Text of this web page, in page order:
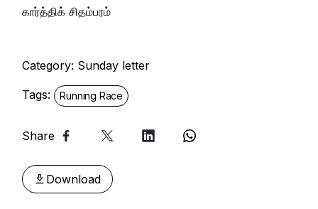
கார்த்திக் சிதம்பரம்
Category: Sunday letter
Tags: Running Race
Share
Download